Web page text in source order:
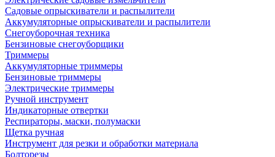
Садовые опрыскиватели и распылители
Аккумуляторные опрыскиватели и распылители
Снегоуборочная техника
Бензиновые снегоуборщики
Триммеры
Аккумуляторные триммеры
Бензиновые триммеры
Электрические триммеры
Ручной инструмент
Индикаторные отвертки
Респираторы, маски, полумаски
Щетка ручная
Инструмент для резки и обработки материала
Болторезы